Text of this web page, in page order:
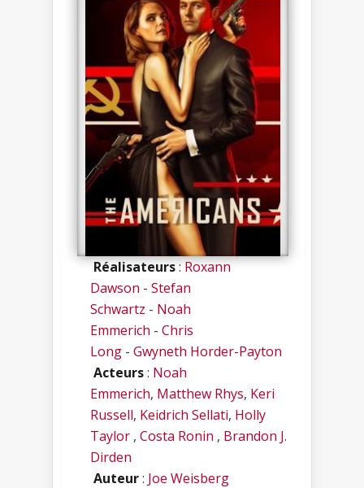
Réalisateurs:Roxann
Dawson - Stefan
Schwartz - Noah
Emmerich - Chris
Long - Gwyneth Horder-Payton
Acteurs: Noah
Emmerich, Matthew Rhys, Keri
Russell, Keidrich Sellati, Holly
Taylor , Costa Ronin , Brandon J.
Dirden
Auteur: Joe Weisberg